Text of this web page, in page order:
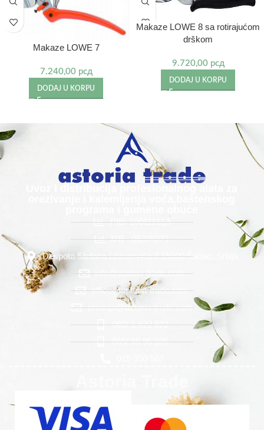
Makaze LOWE 7
7.240,00 рсд
DODAJ U KORPU
Makaze LOWE 8 sa rotirajućom
drškom
9.720,00 рсд
DODAJ U KORPU
PIB: 100111613
MB : 06339271
Despota Stefana Lazarevića 2 15000 Šabac, Srbija
info@astoria-trade.com
office@astoria-trade.com
prodaja@astoria-trade.com
060/ 1 622 622
065/ 85 95 105